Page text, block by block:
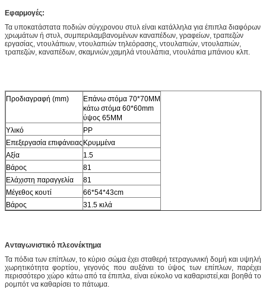
Εφαρμογές:
Τα υποκατάστατα ποδιών σύγχρονου στυλ είναι κατάλληλα για έπιπλα διαφόρων
χρωμάτων ή στυλ, συμπεριλαμβανομένων καναπέδων, γραφείων, τραπεζών
εργασίας, ντουλάπιων, ντουλαπιών τηλεόρασης, ντουλαπιών, ντουλαπιών,
τραπεζών, καναπέδων, σκαμνιών,χαμηλά ντουλάπια, ντουλάπια μπάνιου κλπ.
Προδιαγραφή (mm)
Επάνω στόμα 70*70MM
κάτω στόμα 60*60mm
ύψος 65MM
Υλικό
PP
Επεξεργασία επιφάνειας Κρυμμένα
Αξία
1.5
Βάρος
81
Ελάχιστη παραγγελία
81
Μέγεθος κουτί
66*54*43cm
Βάρος
31.5 κιλά
Ανταγωνιστικό πλεονέκτημα
Τα πόδια των επίπλων, το κύριο σώμα έχει σταθερή τετραγωνική δομή και υψηλή
χωρητικότητα φορτίου, γεγονός που αυξάνει το ύψος των επίπλων, παρέχει
περισσότερο χώρο κάτω από τα έπιπλα, είναι εύκολο να καθαριστεί,και βοηθά το
ρομπότ να καθαρίσει το πάτωμα.